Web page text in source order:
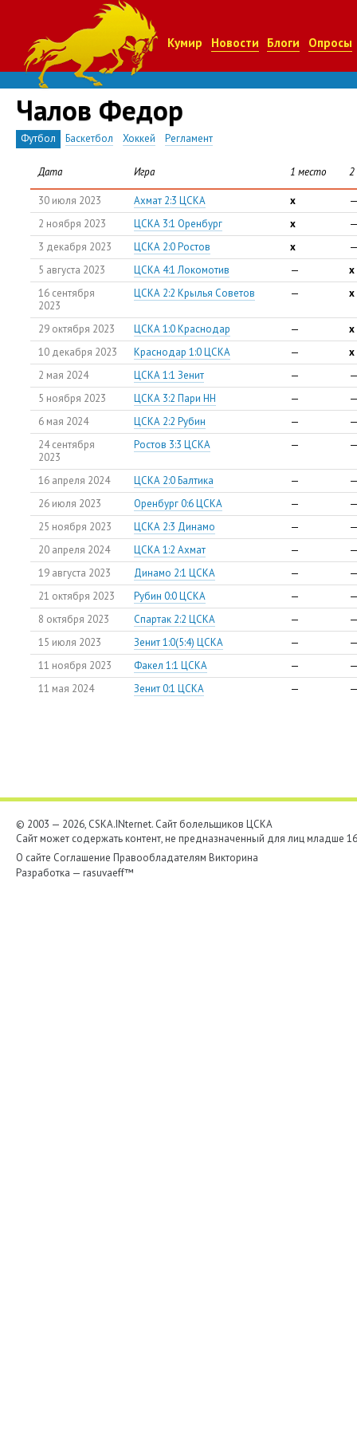
Кумир Новости Блоги Опросы
Чалов Федор
Футбол Баскетбол Хоккей Регламент
Дата Игра 1 место 2
30 июля 2023 Ахмат 2:3 ЦСКА x
2 ноября 2023
ЦСКА 3:1 Оренбург x
3 декабря 2023
ЦСКА 2:0 Ростов x
5 августа 2023
ЦСКА 4:1 Локомотив —
x
16 сентября
2023
ЦСКА 2:2 Крылья Советов — x
29 октября 2023 ЦСКА 1:0 Краснодар —
x
10 декабря 2023
Краснодар 1:0 ЦСКА —
x
2 мая 2024
ЦСКА 1:1 Зенит —
5 ноября 2023
ЦСКА 3:2 Пари НН —
6 мая 2024
ЦСКА 2:2 Рубин —
24 сентября
2023
Ростов 3:3 ЦСКА —
16 апреля 2024 ЦСКА 2:0 Балтика —
26 июля 2023
Оренбург 0:6 ЦСКА —
25 ноября 2023
ЦСКА 2:3 Динамо —
20 апреля 2024
ЦСКА 1:2 Ахмат —
19 августа 2023
Динамо 2:1 ЦСКА —
21 октября 2023
Рубин 0:0 ЦСКА —
8 октября 2023
Спартак 2:2 ЦСКА —
15 июля 2023
Зенит 1:0(5:4) ЦСКА —
11 ноября 2023
Факел 1:1 ЦСКА —
11 мая 2024
Зенит 0:1 ЦСКА —
© 2003 — 2026, CSKA.INternet. Cайт болельщиков ЦСКА
Сайт может содержать контент, не предназначенный для лиц младше
О сайте Соглашение Правообладателям Викторина
Разработка — rasuvaeff™